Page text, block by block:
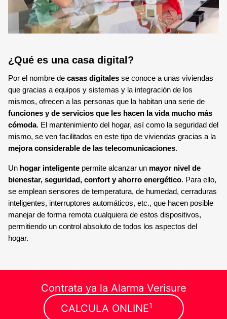
SENSORES DE
MOVIMIENTO
SENSOR PERIMETRAL
DETECTOR DE HUMO
SENSOR MAGNÉTICO
¿Qué es una casa digital?
Por el nombre de casas digitales se conoce a unas viviendas
que gracias a equipos y sistemas y la integración de los
mismos, ofrecen a las personas que la habitan una serie de
funciones y de servicios que les hacen la vida mucho más
cómoda. El mantenimiento del hogar, así como la seguridad del
mismo, se ven facilitados en este tipo de viviendas gracias a la
mejora considerable de las telecomunicaciones.
Un hogar inteligente permite alcanzar un mayor nivel de
bienestar, seguridad, confort y ahorro energético. Para ello,
se emplean sensores de temperatura, de humedad, cerraduras
inteligentes, interruptores automáticos, etc., que hacen posible
manejar de forma remota cualquiera de estos dispositivos,
permitiendo un control absoluto de todos los aspectos del
hogar.
Contrata ya la Alarma Verisure
CALCULA ONLINE1